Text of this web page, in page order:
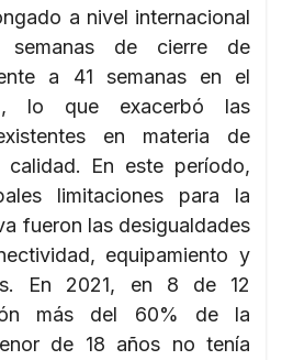
a nivel internacional
de cierre de
a 41 semanas en el
lo que exacerbó las
en materia de
En este período,
limitaciones para la
fueron las desigualdades
equipamiento y
En 2021, en 8 de 12
más del 60% de la
de 18 años no tenía